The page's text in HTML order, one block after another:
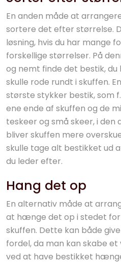
En anden måde at
sortere det efter størrelse.
løsning, hvis du har mange
forskellige størrelser. På
og nemt finde det bestik, du
skulle rode rundt i skuffen.
største stykker bestik, som
ene ende af skuffen og de
teskeer og små skeer, i den
bliver skuffen mere
skulle tage alt bestikket ud
du leder efter.
Hang det op
En alternativ måde at
at hænge det op i stedet
skuffen. Dette kan både
fordel, da man kan skabe
ved at have bestikket